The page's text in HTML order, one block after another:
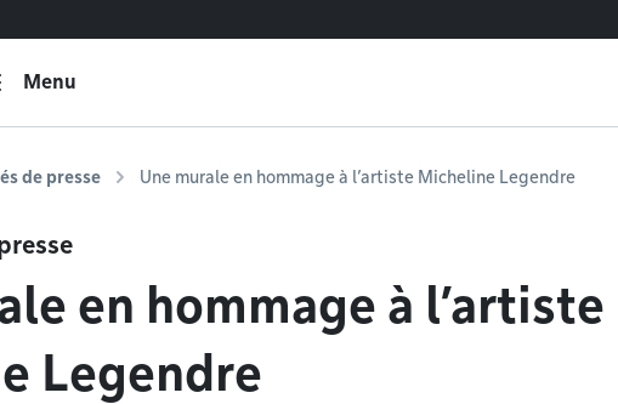
Menu
de presse Une murale en hommage à l’artiste Micheline Legendre
en hommage à l’artiste
Legendre